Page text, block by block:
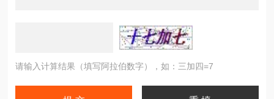
请输入计算结果（填写阿拉伯数字），如：三加四=7